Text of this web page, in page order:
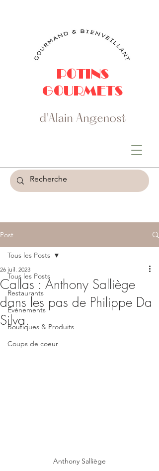
POTINS
GOURMETS
Post
Tous les Posts
Restaurants
Evénements
Boutiques & Produits
Coups de coeur
Tous les Posts
Callas : Anthony Salliège
dans les pas de Philippe Da
Silva.
26 juil. 2023
Anthony Salliège